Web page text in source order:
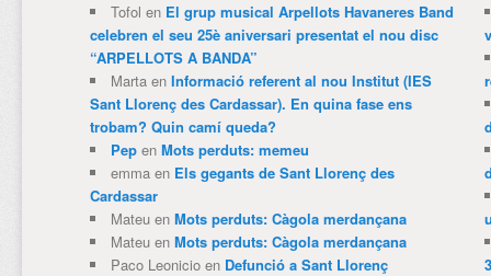
Tofol en El grup musical Arpellots Havaneres Band
celebren el seu 25è aniversari presentat el nou disc
“ARPELLOTS A BANDA”
Martaen Informació referent al nou Institut (IES
Sant Llorenç des Cardassar). En quina fase ens
trobam? Quin camí queda?
Pepen Mots perduts: memeu
emmaen Els gegants de Sant Llorenç des
Cardassar
Mateuen Mots perduts: Càgola merdançana
Mateuen Mots perduts: Càgola merdançana
Paco Leonicioen Defunció a Sant Llorenç